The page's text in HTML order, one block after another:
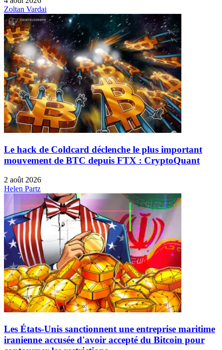
Zoltan Vardai
Le hack de Coldcard déclenche le plus important
mouvement de BTC depuis FTX : CryptoQuant
2 août 2026
Helen Partz
Les États-Unis sanctionnent une entreprise maritime
iranienne accusée d'avoir accepté du Bitcoin pour